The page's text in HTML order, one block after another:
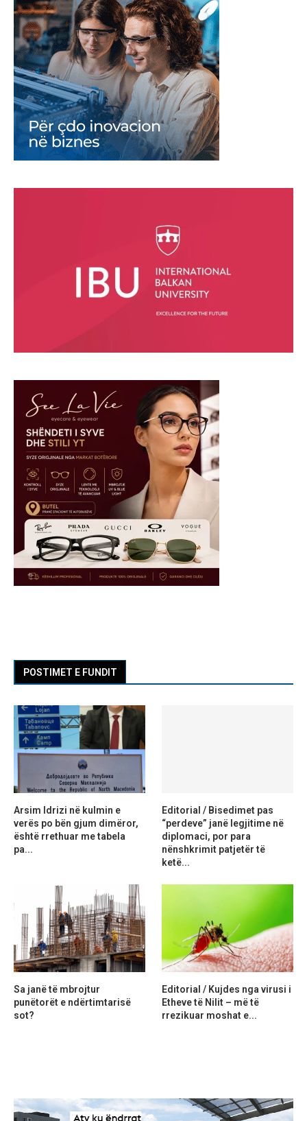
POSTIMET E FUNDIT
Arsim Idrizi në kulmin e
verës po bën gjum dimëror,
është rrethuar me tabela
pa...
Editorial / Bisedimet pas
“perdeve” janë legjitime në
diplomaci, por para
nënshkrimit patjetër të
ketë...
Sa janë të mbrojtur
punëtorët e ndërtimtarisë
sot?
Editorial / Kujdes nga virusi i
Etheve të Nilit – më të
rrezikuar moshat e...